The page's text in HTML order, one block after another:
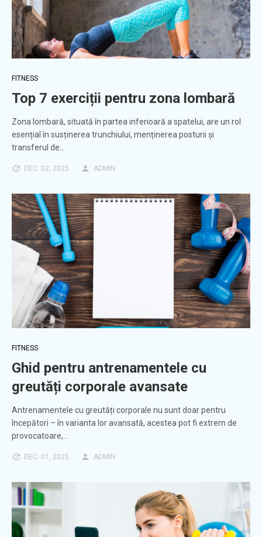
FITNESS
Top 7 exerciții pentru zona lombară
Zona lombară, situată în partea inferioară a spatelui, are un rol
esențial în susținerea trunchiului, menținerea posturii și
transferul de…
DEC. 02, 2025 ADMIN
FITNESS
Ghid pentru antrenamentele cu
greutăți corporale avansate
Antrenamentele cu greutăți corporale nu sunt doar pentru
începători – în varianta lor avansată, acestea pot fi extrem de
provocatoare,…
DEC. 01, 2025 ADMIN